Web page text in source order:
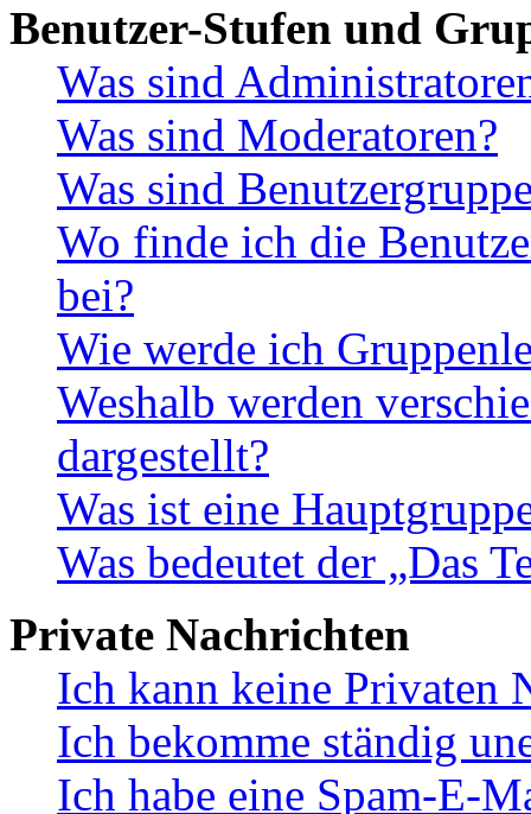
Benutzer-Stufen und
Was sind
Was sind Moderatoren?
Was sind
Wo finde ich die
bei?
Wie werde ich
Weshalb werden
dargestellt?
Was ist eine
Was bedeutet der „Das
Private Nachrichten
Ich kann keine Privaten
Ich bekomme ständig
Ich habe eine Spam-E-